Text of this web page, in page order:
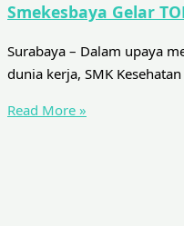
Smekesbaya Gelar
Surabaya – Dalam upaya
dunia kerja, SMK
Read More »